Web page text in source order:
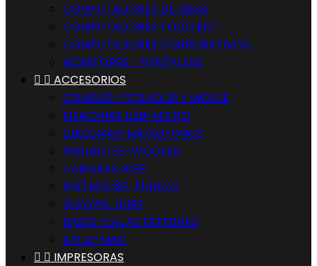
COMPUTADORES DE MESA
COMPUTADORES TODO EN 1
COMPUTADORES CORPORATIVOS
MONITORES - PANTALLAS
  ACCESORIOS
COMBOS-TECLADOS Y MOUSE
MEMORIAS USB-MICRO
DIADEMAS-MICROFONOS
PARLANTES-WOOFER
CAMARAS WEB
PAD MOUSE-FUNDAS
GUAYAS-HUBS
BASES-CAJAS EXTERNAS
APLLE-MAC
  IMPRESORAS